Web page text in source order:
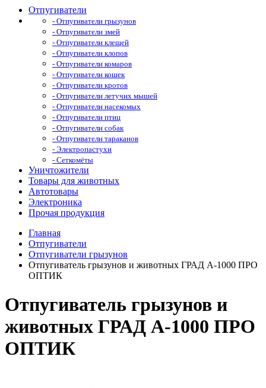
Отпугиватели
- Отпугиватели грызунов
- Отпугиватели змей
- Отпугиватели клещей
- Отпугиватели клопов
- Отпугиватели комаров
- Отпугиватели кошек
- Отпугиватели кротов
- Отпугиватели летучих мышей
- Отпугиватели насекомых
- Отпугиватели птиц
- Отпугиватели собак
- Отпугиватели тараканов
- Электропастухи
- Сеткомёты
Уничтожители
Товары для животных
Автотовары
Электроника
Прочая продукция
Главная
Отпугиватели
Отпугиватели грызунов
Отпугиватель грызунов и животных ГРАД А-1000 ПРО
ОПТИК
Отпугиватель грызунов и
животных ГРАД А-1000 ПРО
ОПТИК